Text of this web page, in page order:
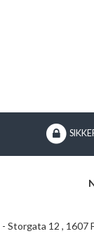
- Storgata 12 , 1607